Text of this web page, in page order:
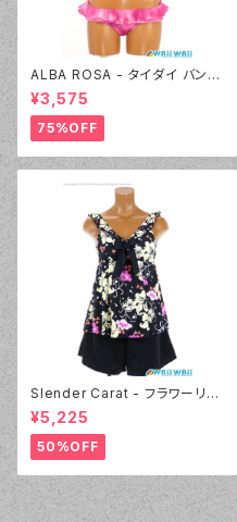
ALBA ROSA - タイダイ バンド
ゥ（14407 - 12:ピンク）
¥3,575
75%OFF
Slender Carat - フラワーリボ
ン タンキニ（3025 - 05:ブラッ
ク）
¥5,225
50%OFF